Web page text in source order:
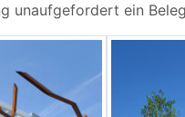
unaufgefordert ein